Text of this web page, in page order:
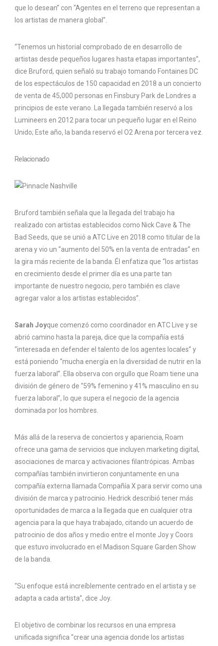
que lo desean” con “Agentes en el terreno que representan a
los artistas de manera global”.
“Tenemos un historial comprobado de en desarrollo de
artistas desde pequeños lugares hasta etapas importantes”,
dice Bruford, quien señaló su trabajo tomando Fontaines DC
de los espectáculos de 150 capacidad en 2018 a un concierto
de venta de 45,000 personas en Finsbury Park de Londres a
principios de este verano. La llegada también reservó a los
Lumineers en 2012 para tocar un pequeño lugar en el Reino
Unido; Este año, la banda reservó el O2 Arena por tercera vez.
Relacionado
Bruford también señala que la llegada del trabajo ha
realizado con artistas establecidos como Nick Cave & The
Bad Seeds, que se unió a ATC Live en 2018 como titular de la
arena y vio un “aumento del 50% en la venta de entradas” en
la gira más reciente de la banda. Él enfatiza que “los artistas
en crecimiento desde el primer día es una parte tan
importante de nuestro negocio, pero también es clave
agregar valor a los artistas establecidos”.
Sarah Joyque comenzó como coordinador en ATC Live y se
abrió camino hasta la pareja, dice que la compañía está
“interesada en defender el talento de los agentes locales” y
está poniendo “mucha energía en la diversidad de nutrir en la
fuerza laboral”. Ella observa con orgullo que Roam tiene una
división de género de “59% femenino y 41% masculino en su
fuerza laboral”, lo que supera el negocio de la agencia
dominada por los hombres.
Más allá de la reserva de conciertos y apariencia, Roam
ofrece una gama de servicios que incluyen marketing digital,
asociaciones de marca y activaciones filantrópicas. Ambas
compañías también invirtieron conjuntamente en una
compañía externa llamada Compañía X para servir como una
división de marca y patrocinio. Hedrick describió tener más
oportunidades de marca a la llegada que en cualquier otra
agencia para la que haya trabajado, citando un acuerdo de
patrocinio de dos años y medio entre el monte Joy y Coors
que estuvo involucrado en el Madison Square Garden Show
de la banda.
“Su enfoque está increíblemente centrado en el artista y se
adapta a cada artista”, dice Joy.
El objetivo de combinar los recursos en una empresa
unificada significa “crear una agencia donde los artistas